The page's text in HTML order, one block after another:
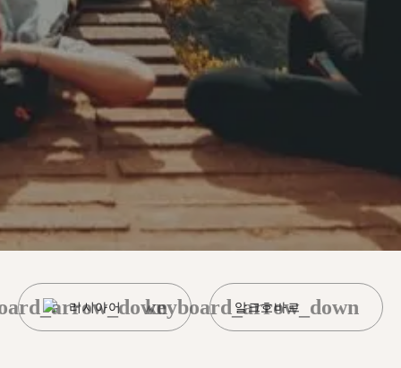
러시아어 알크호바르
keyboard_arrow_down